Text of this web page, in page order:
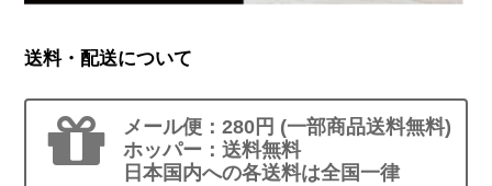
送料・配送について
メール便：280円 (一部商品送料無料)
ホッパー：送料無料
日本国内への各送料は全国一律